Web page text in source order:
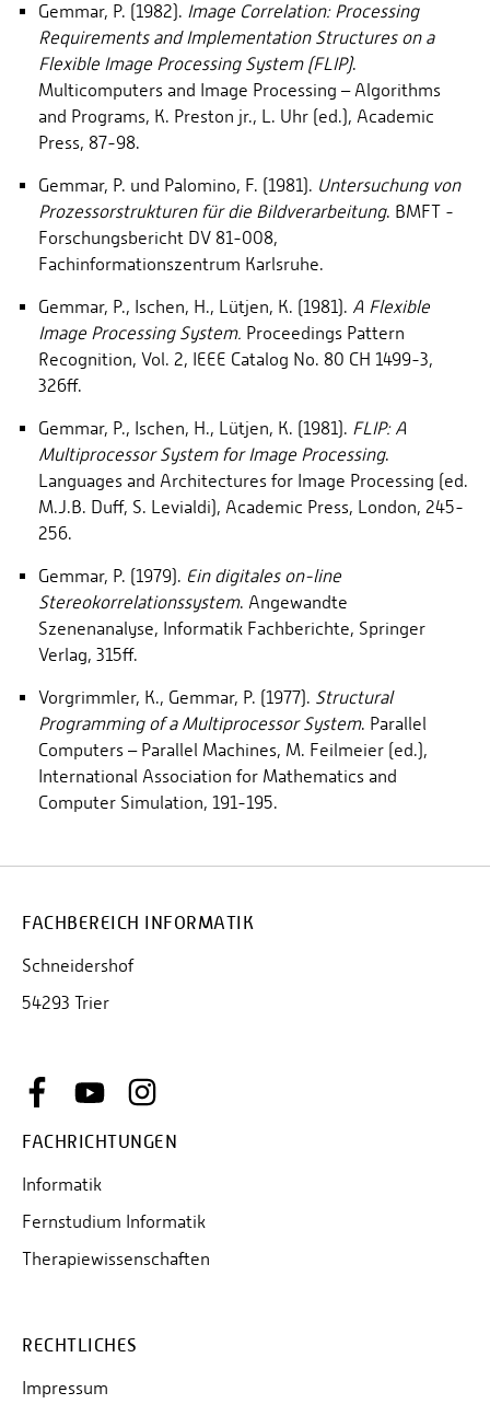
Gemmar, P. (1982). Image Correlation: Processing
Requirements and Implementation Structures on a
Flexible Image Processing System (FLIP).
Multicomputers and Image Processing – Algorithms
and Programs, K. Preston jr., L. Uhr (ed.), Academic
Press, 87-98.
Gemmar, P. und Palomino, F. (1981). Untersuchung von
Prozessorstrukturen für die Bildverarbeitung. BMFT -
Forschungsbericht DV 81-008,
Fachinformationszentrum Karlsruhe.
Gemmar, P., Ischen, H., Lütjen, K. (1981). A Flexible
Image Processing System. Proceedings Pattern
Recognition, Vol. 2, IEEE Catalog No. 80 CH 1499-3,
326ff.
Gemmar, P., Ischen, H., Lütjen, K. (1981). FLIP: A
Multiprocessor System for Image Processing.
Languages and Architectures for Image Processing (ed.
M.J.B. Duff, S. Levialdi), Academic Press, London, 245-
256.
Gemmar, P. (1979). Ein digitales on-line
Stereokorrelationssystem. Angewandte
Szenenanalyse, Informatik Fachberichte, Springer
Verlag, 315ff.
Vorgrimmler, K., Gemmar, P. (1977). Structural
Programming of a Multiprocessor System. Parallel
Computers – Parallel Machines, M. Feilmeier (ed.),
International Association for Mathematics and
Computer Simulation, 191-195.
FACHBEREICH INFORMATIK
Schneidershof
54293 Trier
FACHRICHTUNGEN
Informatik
Fernstudium Informatik
Therapiewissenschaften
RECHTLICHES
Impressum